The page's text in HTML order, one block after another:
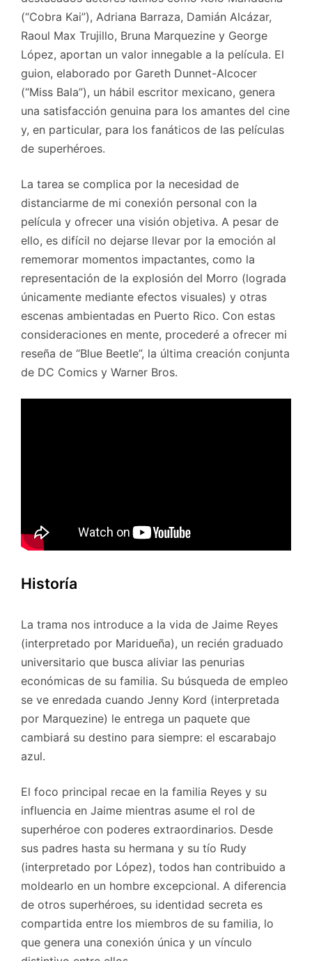
(“Cobra Kai”), Adriana Barraza, Damián Alcázar,
Raoul Max Trujillo, Bruna Marquezine y George
López, aportan un valor innegable a la película. El
guion, elaborado por Gareth Dunnet-Alcocer
(“Miss Bala”), un hábil escritor mexicano, genera
una satisfacción genuina para los amantes del cine
y, en particular, para los fanáticos de las películas
de superhéroes.
La tarea se complica por la necesidad de
distanciarme de mi conexión personal con la
película y ofrecer una visión objetiva. A pesar de
ello, es difícil no dejarse llevar por la emoción al
rememorar momentos impactantes, como la
representación de la explosión del Morro (lograda
únicamente mediante efectos visuales) y otras
escenas ambientadas en Puerto Rico. Con estas
consideraciones en mente, procederé a ofrecer mi
reseña de “Blue Beetle”, la última creación conjunta
de DC Comics y Warner Bros.
Historía
La trama nos introduce a la vida de Jaime Reyes
(interpretado por Maridueña), un recién graduado
universitario que busca aliviar las penurias
económicas de su familia. Su búsqueda de empleo
se ve enredada cuando Jenny Kord (interpretada
por Marquezine) le entrega un paquete que
cambiará su destino para siempre: el escarabajo
azul.
El foco principal recae en la familia Reyes y su
influencia en Jaime mientras asume el rol de
superhéroe con poderes extraordinarios. Desde
sus padres hasta su hermana y su tío Rudy
(interpretado por López), todos han contribuido a
moldearlo en un hombre excepcional. A diferencia
de otros superhéroes, su identidad secreta es
compartida entre los miembros de su familia, lo
que genera una conexión única y un vínculo